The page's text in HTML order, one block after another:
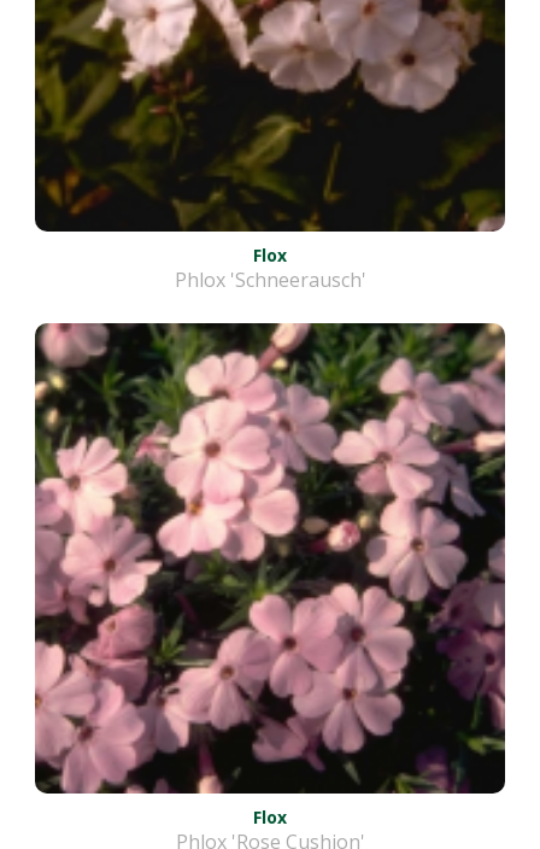
Flox
Phlox 'Schneerausch'
Flox
Phlox 'Rose Cushion'